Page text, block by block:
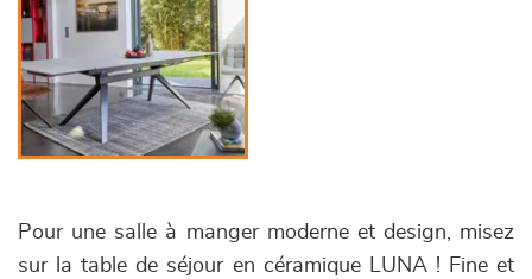
Pour une salle à manger moderne et design, misez
sur la table de séjour en céramique LUNA ! Fine et